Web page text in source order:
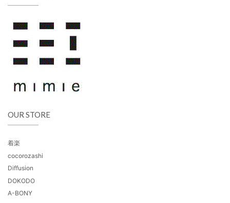
OUR STORE
着楽
cocorozashi
Diffusion
DOKODO
A-BONY